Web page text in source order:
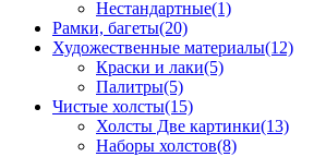
Нестандартные(1)
Рамки, багеты(20)
Художественные материалы(12)
Краски и лаки(5)
Палитры(5)
Чистые холсты(15)
Холсты Две картинки(13)
Наборы холстов(8)